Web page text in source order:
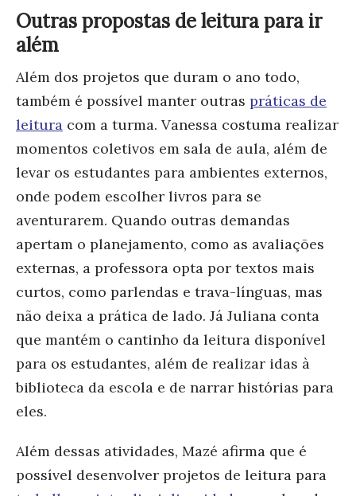
Outras propostas de leitura para ir
além
Além dos projetos que duram o ano todo,
também é possível manter outras práticas de
leitura com a turma. Vanessa costuma realizar
momentos coletivos em sala de aula, além de
levar os estudantes para ambientes externos,
onde podem escolher livros para se
aventurarem. Quando outras demandas
apertam o planejamento, como as avaliações
externas, a professora opta por textos mais
curtos, como parlendas e trava-línguas, mas
não deixa a prática de lado. Já Juliana conta
que mantém o cantinho da leitura disponível
para os estudantes, além de realizar idas à
biblioteca da escola e de narrar histórias para
eles.
Além dessas atividades, Mazé afirma que é
possível desenvolver projetos de leitura para